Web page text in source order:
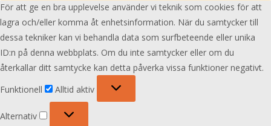
För att ge en bra upplevelse använder vi teknik som cookies för att
lagra och/eller komma åt enhetsinformation. När du samtycker till
dessa tekniker kan vi behandla data som surfbeteende eller unika
ID:n på denna webbplats. Om du inte samtycker eller om du
återkallar ditt samtycke kan detta påverka vissa funktioner negativt.
Funktionell
Alltid aktiv
Alternativ